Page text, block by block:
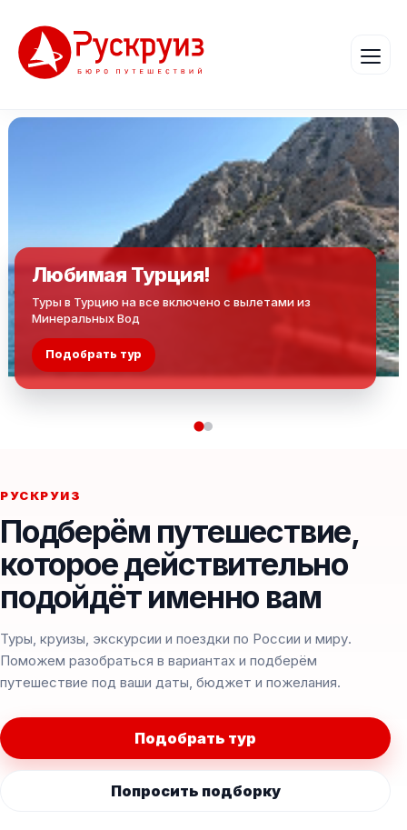
Любимая Турция!
Туры в Турцию на все включено с вылетами из
Минеральных Вод
Подобрать тур
РУСКРУИЗ
Подберём путешествие,
которое действительно
подойдёт именно вам
Туры, круизы, экскурсии и поездки по России и миру.
Поможем разобраться в вариантах и подберём
путешествие под ваши даты, бюджет и пожелания.
Подобрать тур
Попросить подборку